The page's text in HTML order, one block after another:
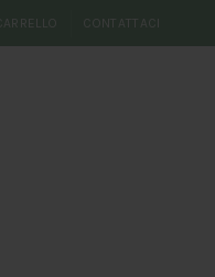
CARRELLO CONTATTACI